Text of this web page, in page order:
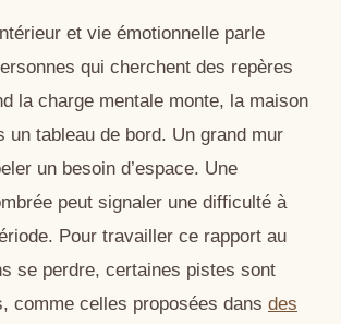
et vie émotionnelle parle
qui cherchent des repères
la charge mentale monte, la maison
un tableau de bord. Un grand mur
un besoin d’espace. Une
peut signaler une difficulté à
Pour travailler ce rapport au
se perdre, certaines pistes sont
comme celles proposées dans des